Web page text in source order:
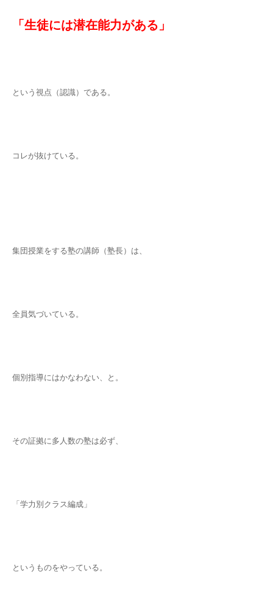
「生徒には潜在能力がある」
という視点（認識）である。
コレが抜けている。
集団授業をする塾の講師（塾長）は、
全員気づいている。
個別指導にはかなわない、と。
その証拠に多人数の塾は必ず、
「学力別クラス編成」
というものをやっている。